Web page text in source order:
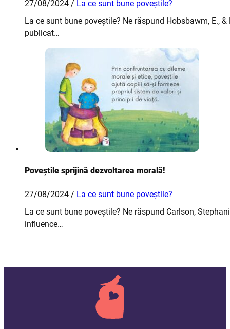
27/08/2024 / La ce sunt bune poveștile?
La ce sunt bune poveștile? Ne răspund Hobsbawm, E.,
publicat…
Poveștile sprijină dezvoltarea morală!
27/08/2024 / La ce sunt bune poveștile?
La ce sunt bune poveștile? Ne răspund Carlson,
influence…